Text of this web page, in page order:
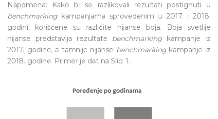
Napomena: Kako bi se razlikovali rezultati postignuti u
benchmarking kampanjama sprovedenim u 2017. i 2018.
godini, korišćene su različite nijanse boja. Boja svetlije
nijanse predstavlja rezultate benchmarking kampanje iz
2017. godine, a tamnije nijanse benchmarkingkampanje iz
2018. godine. Primer je dat na Slici 1.